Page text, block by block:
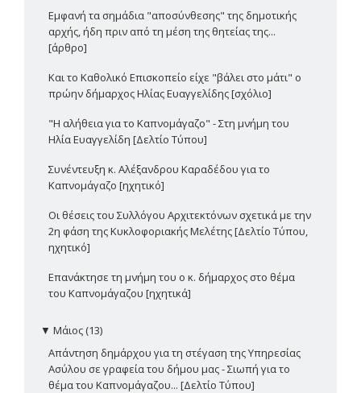
Εμφανή τα σημάδια "αποσύνθεσης" της δημοτικής
αρχής, ήδη πριν από τη μέση της θητείας της...
[άρθρο]
Και το Καθολικό Επισκοπείο είχε "βάλει στο μάτι" ο
πρώην δήμαρχος Ηλίας Ευαγγελίδης [σχόλιο]
"Η αλήθεια για το Καπνομάγαζο" - Στη μνήμη του
Ηλία Ευαγγελίδη [Δελτίο Τύπου]
Συνέντευξη κ. Αλέξανδρου Καραδέδου για το
Καπνομάγαζο [ηχητικό]
Οι θέσεις του Συλλόγου Αρχιτεκτόνων σχετικά με την
2η φάση της Κυκλοφοριακής Μελέτης [Δελτίο Τύπου,
ηχητικό]
Επανάκτησε τη μνήμη του ο κ. δήμαρχος στο θέμα
του Καπνομάγαζου [ηχητικά]
▼ Μάιος (13)
Απάντηση δημάρχου για τη στέγαση της Υπηρεσίας
Ασύλου σε γραφεία του δήμου μας - Σιωπή για το
θέμα του Καπνομάγαζου... [Δελτίο Τύπου]